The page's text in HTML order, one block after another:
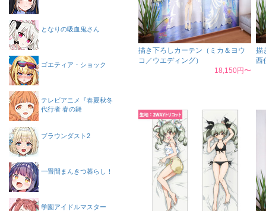
描き下ろしカーテン（ミカ＆ヨウ
コ／ウエディング）
18,150円〜
描
西
となりの吸血鬼さん
ゴエティア・ショック
テレビアニメ『春夏秋冬
代行者 春の舞
ブラウンダスト2
一畳間まんきつ暮らし！
学園アイドルマスター